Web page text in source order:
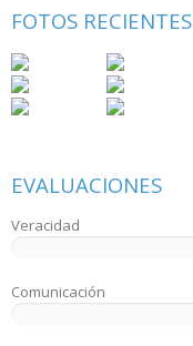
FOTOS RECIENTES
EVALUACIONES
Veracidad
Comunicación